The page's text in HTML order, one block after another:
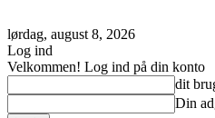
lørdag, august 8, 2026
Log ind
Velkommen! Log ind på din konto
dit
Din